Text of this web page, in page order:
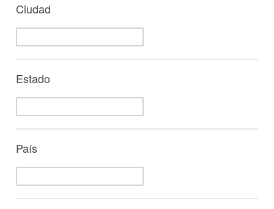
Ciudad
Estado
País